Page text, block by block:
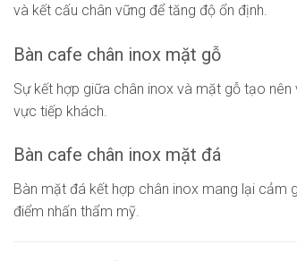
và kết cấu chân vững để tăng độ ổn định.
Bàn cafe chân inox mặt gỗ
Sự kết hợp giữa chân inox và mặt gỗ tạo
vực tiếp khách.
Bàn cafe chân inox mặt đá
Bàn mặt đá kết hợp chân inox mang lại cảm
điểm nhấn thẩm mỹ.